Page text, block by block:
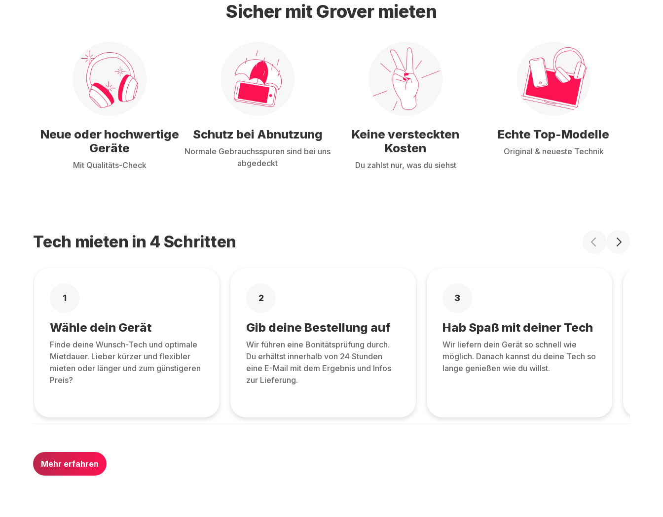
Sicher mit Grover mieten
Neue oder hochwertige
Geräte
Mit Qualitäts-Check
Schutz bei Abnutzung
Normale Gebrauchsspuren sind bei uns
abgedeckt
Keine versteckten
Kosten
Du zahlst nur, was du siehst
Echte Top-Modelle
Original & neueste Technik
Tech mieten in 4 Schritten
1
Wähle dein Gerät
Finde deine Wunsch-Tech und optimale
Mietdauer. Lieber kürzer und flexibler
mieten oder länger und zum günstigeren
Preis?
2
Gib deine Bestellung auf
Wir führen eine Bonitätsprüfung durch.
Du erhältst innerhalb von 24 Stunden
eine E-Mail mit dem Ergebnis und Infos
zur Lieferung.
3
Hab Spaß mit deiner Tech
Wir liefern dein Gerät so schnell wie
möglich. Danach kannst du deine Tech so
lange genießen wie du willst.
Mehr erfahren